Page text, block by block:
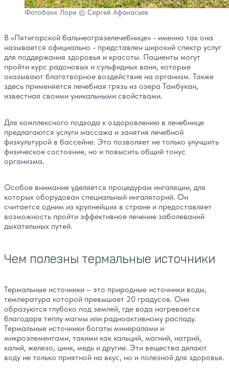
Фотобанк Лори © Сергей Афанасьев
В «Пятигорской бальнеогрязелечебнице» - именно так она
называется официально - представлен широкий спектр услуг
для поддержания здоровья и красоты. Пациенты могут
пройти курс радоновых и сульфидных ванн, которые
оказывают благотворное воздействие на организм. Также
здесь применяется лечебная грязь из озера Тамбукан,
известная своими уникальными свойствами.
Для комплексного подхода к оздоровлению в лечебнице
предлагаются услуги массажа и занятия лечебной
физкультурой в бассейне. Это позволяет не только улучшить
физическое состояние, но и повысить общий тонус
организма.
Особое внимание уделяется процедурам ингаляции, для
которых оборудован специальный ингаляторий. Он
считается одним из крупнейших в стране и предоставляет
возможность пройти эффективное лечение заболеваний
дыхательных путей.
Чем полезны термальные источники
Термальные источники – это природные источники воды,
температура которой превышает 20 градусов. Они
образуются глубоко под землей, где вода нагревается
благодаря теплу магмы или радиоактивному распаду.
Термальные источники богаты минералами и
микроэлементами, такими как кальций, магний, натрий,
калий, железо, цинк, медь и другие. Эти вещества делают
воду не только приятной на вкус, но и полезной для здоровья.